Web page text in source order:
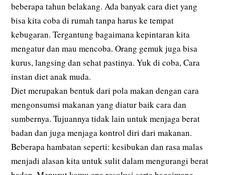
beberapa tahun belakang. Ada banyak cara diet yang
bisa kita coba di rumah tanpa harus ke tempat
kebugaran. Tergantung bagaimana kepintaran kita
mengatur dan mau mencoba. Orang gemuk juga bisa
kurus, langsing dan sehat pastinya. Yuk di coba, Cara
instan diet anak muda.
Diet merupakan bentuk dari pola makan dengan cara
mengonsumsi makanan yang diatur baik cara dan
sumbernya. Tujuannya tidak lain untuk menjaga berat
badan dan juga menjaga kontrol diri dari makanan.
Beberapa hambatan seperti: kesibukan dan rasa malas
menjadi alasan kita untuk sulit dalam mengurangi berat